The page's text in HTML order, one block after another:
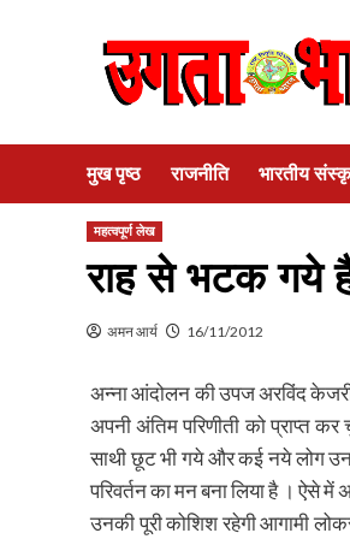
मुख पृष्ठ राजनीति भारतीय
महत्वपूर्ण लेख
राह से भटक गये हैं
अमन आर्य 16/11/2012
अन्ना आंदोलन की उपज अरविंद
अपनी अंतिम परिणीती को प्राप्त
साथी छूट भी गये और कई नये लोग
परिवर्तन का मन बना लिया है । ऐसे
उनकी पूरी कोशिश रहेगी आगामी